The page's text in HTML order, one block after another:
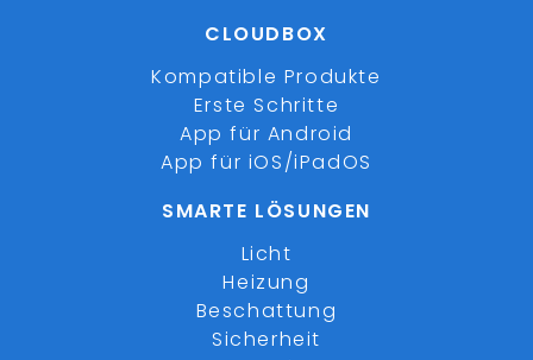
CLOUDBOX
Kompatible Produkte
Erste Schritte
App für Android
App für iOS/iPadOS
SMARTE LÖSUNGEN
Licht
Heizung
Beschattung
Sicherheit